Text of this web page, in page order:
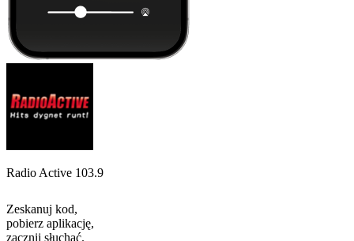
Radio Active 103.9
Zeskanuj kod,
pobierz aplikację,
zacznij słuchać.